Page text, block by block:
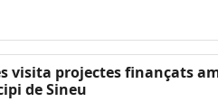
visita projectes finançats
de Sineu